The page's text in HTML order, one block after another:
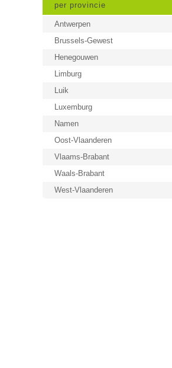
per provincie
Antwerpen
Brussels-Gewest
Henegouwen
Limburg
Luik
Luxemburg
Namen
Oost-Vlaanderen
Vlaams-Brabant
Waals-Brabant
West-Vlaanderen